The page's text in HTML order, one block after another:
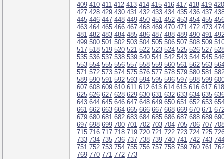
409 410 411 412 413 414 415 416 417 418 419 420
427 428 429 430 431 432 433 434 435 436 437
445 446 447 448 449 450 451 452 453 454 455
463 464 465 466 467 468 469 470 471 472 473
481 482 483 484 485 486 487 488 489 490 491
499 500 501 502 503 504 505 506 507 508 509
517 518 519 520 521 522 523 524 525 526 527
535 536 537 538 539 540 541 542 543 544 545
553 554 555 556 557 558 559 560 561 562 563
571 572 573 574 575 576 577 578 579 580 581
589 590 591 592 593 594 595 596 597 598 599
607 608 609 610 611 612 613 614 615 616 617 618
625 626 627 628 629 630 631 632 633 634 635
643 644 645 646 647 648 649 650 651 652 653
661 662 663 664 665 666 667 668 669 670 671
679 680 681 682 683 684 685 686 687 688 689
697 698 699 700 701 702 703 704 705 706 707
715 716 717 718 719 720 721 722 723 724 725
733 734 735 736 737 738 739 740 741 742 743
751 752 753 754 755 756 757 758 759 760 761
769 770 771 772 773